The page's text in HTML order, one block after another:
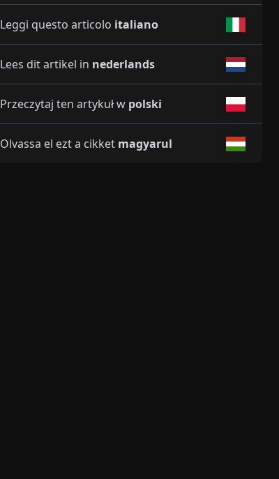
Leggi questo articolo italiano
Lees dit artikel in nederlands
Przeczytaj ten artykuł w polski
Olvassa el ezt a cikket magyarul